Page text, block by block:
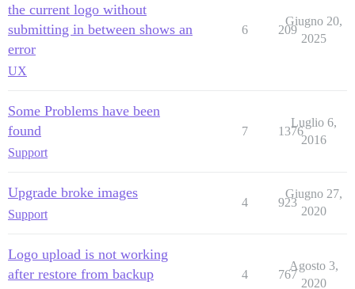
the current logo without
submitting in between shows an
error
UX
6 209
Giugno 20,
2025
Some Problems have been
found
Support
7 1376
Luglio 6,
2016
Upgrade broke images
Support
4 923
Giugno 27,
2020
Logo upload is not working
after restore from backup
4 767
Agosto 3,
2020